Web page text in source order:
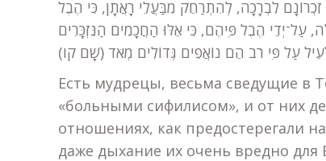
לִבְרָכָה, לְהִתְרַחֵק מִבַּעֲלֵי רָאֲתָן, כִּי הֶבֶל
עַל־יְדֵי הֶבֶל פִּיהֶם, כִּי אֵלּוּ הַחֲכָמִים הַנִּזְכָּרִים
Есть мудрецы, весьма сведущие в
«больными сифилисом», и от них
отношениях, как предостерегали
даже дыхание их очень вредно для